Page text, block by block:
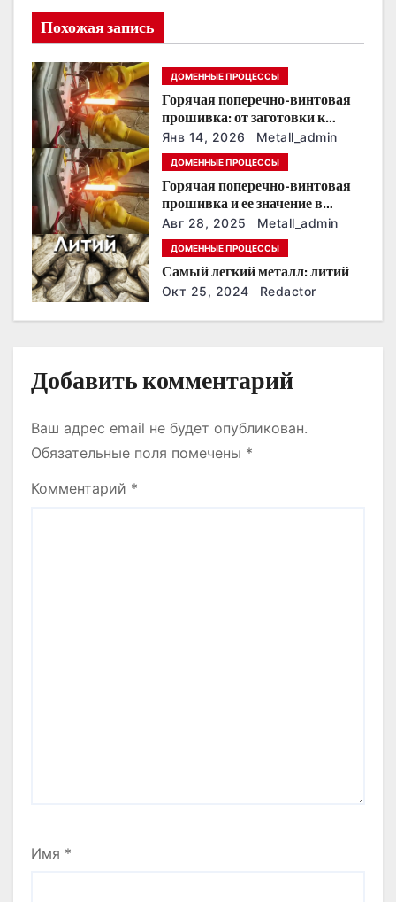
и
я
п
о
з
а
п
и
с
м
Похожая запись
ДОМЕННЫЕ ПРОЦЕССЫ
Горячая поперечно-винтовая
прошивка: от заготовки к
точной трубной детали
Янв 14, 2026 Metall_admin
ДОМЕННЫЕ ПРОЦЕССЫ
Горячая поперечно-винтовая
прошивка и ее значение в
машиностроении
Авг 28, 2025 Metall_admin
ДОМЕННЫЕ ПРОЦЕССЫ
Самый легкий металл: литий
Окт 25, 2024 Redactor
Добавить комментарий
Ваш адрес email не будет опубликован.
Обязательные поля помечены *
Комментарий *
Имя *